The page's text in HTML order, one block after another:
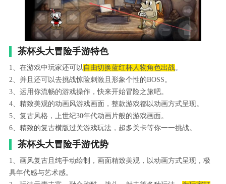
茶杯头大冒险手游特色
1、在游戏中玩家还可以 自由切换蓝红杯人物角色出战。
2、并且还可以去挑战惊险刺激且形象个性的BOSS。
3、运用你流畅的游戏操作，快来开始冒险之旅吧。
4、精致美观的动画风游戏画面，整款游戏都以动画方式呈现。
5、复古风格，上世纪30年代动画片般的游戏画面。
6、精致的复古横版过关游戏玩法，超多关卡等你一一挑战。
茶杯头大冒险手游优势
1、画风复古且纯手动绘制，画面精致美观，以动画方式呈现，极
具年代感与艺术感。